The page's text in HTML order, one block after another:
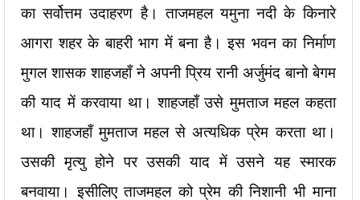
का सर्वोत्तम उदाहरण है। ताजमहल यमुना नदी के किनारे
आगरा शहर के बाहरी भाग में बना है। इस भवन का निर्माण
मुगल शासक शाहजहाँ ने अपनी प्रिय रानी अर्जुमंद बानो बेगम
की याद में करवाया था। शाहजहाँ उसे मुमताज महल कहता
था। शाहजहाँ मुमताज महल से अत्यधिक प्रेम करता था।
उसकी मृत्यु होने पर उसकी याद में उसने यह स्मारक
बनवाया। इसीलिए ताजमहल को प्रेम की निशानी भी माना